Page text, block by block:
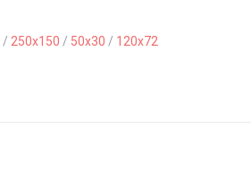
/ 250x150 / 50x30 / 120x72